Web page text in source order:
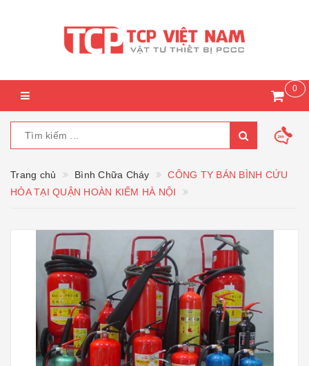
0
Trang chủ Bình Chữa Cháy
CÔNG TY BÁN BÌNH CỨU
HỎA TẠI QUẬN HOÀN KIẾM HÀ NỘI